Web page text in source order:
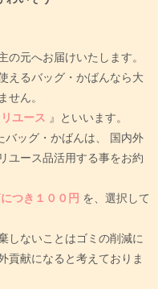
の元へお届けいたします。
えるバッグ・かばんなら大
せん。
リユース 』といいます。
バッグ・かばんは、
国内外
ユース品活用する事をお約
つき１００円 を、選択して
しないことはゴミの削減に
貢献になると考えておりま